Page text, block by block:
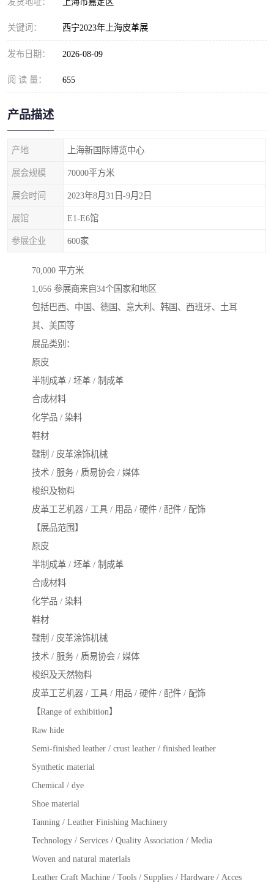
关键词： 西宁2023年上海皮革展
发布日期： 2026-08-09
阅 读 量： 655
产品描述
产地 上海新国际博览中心
展会规模 70000平方米
展会时间 2023年8月31日-9月2日
展馆 E1-E6馆
参展企业 600家
70,000 平方米
1,056 参展商来自34个国家和地区
包括巴西、中国、德国、意大利、韩国、西班牙、土耳
其、美国等
展品类别：
原皮
半制成革 / 坯革 / 制成革
合成材料
化学品 / 染料
鞋材
鞣制 / 皮革涂饰机械
技术 / 服务 / 质易协会 / 媒体
梭织及物料
皮革工艺机器 / 工具 / 用品 / 硬件 / 配件 / 配饰
【展品范围】
原皮
半制成革 / 坯革 / 制成革
合成材料
化学品 / 染料
鞋材
鞣制 / 皮革涂饰机械
技术 / 服务 / 质易协会 / 媒体
梭织及天然物料
皮革工艺机器 / 工具 / 用品 / 硬件 / 配件 / 配饰
【Range of exhibition】
Raw hide
Semi-finished leather / crust leather / finished leather
Synthetic material
Chemical / dye
Shoe material
Tanning / Leather Finishing Machinery
Technology / Services / Quality Association / Media
Woven and natural materials
Leather Craft Machine / Tools / Supplies / Hardware / Acces